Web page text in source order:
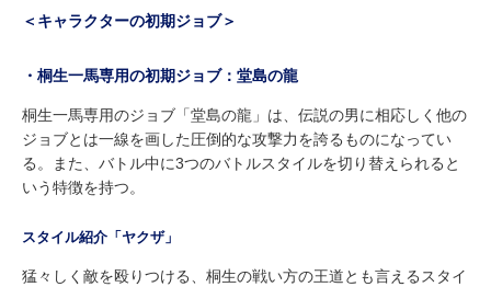
＜キャラクターの初期ジョブ＞
・桐生一馬専用の初期ジョブ：堂島の龍
桐生一馬専用のジョブ「堂島の龍」は、伝説の男に相応しく他の
ジョブとは一線を画した圧倒的な攻撃力を誇るものになってい
る。また、バトル中に3つのバトルスタイルを切り替えられると
いう特徴を持つ。
スタイル紹介「ヤクザ」
猛々しく敵を殴りつける、桐生の戦い方の王道とも言えるスタイ